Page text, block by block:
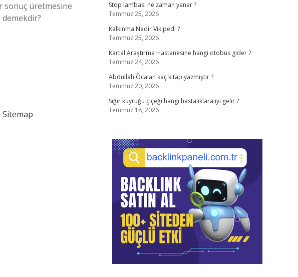
sonuç üretmesine
Sitemap
Stop lambası ne zaman yanar ?
Temmuz 25, 2026
Kalkınma Nedir Vikipedi ?
Temmuz 25, 2026
Kartal Araştırma Hastanesine hangi otobüs gider ?
Temmuz 24, 2026
Abdullah Öcalan kaç kitap yazmıştır ?
Temmuz 20, 2026
Sığır kuyruğu çiçeği hangi hastalıklara iyi gelir ?
Temmuz 18, 2026